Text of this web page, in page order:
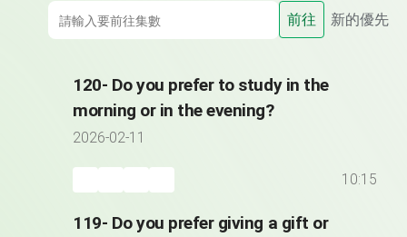
前往 新的優先
120- Do you prefer to study in the
morning or in the evening?
2026-02-11
10:15
119- Do you prefer giving a gift or